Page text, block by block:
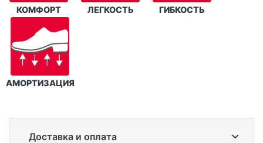
КОМФОРТ ЛЕГКОСТЬ ГИБКОСТЬ
АМОРТИЗАЦИЯ
Доставка и оплата